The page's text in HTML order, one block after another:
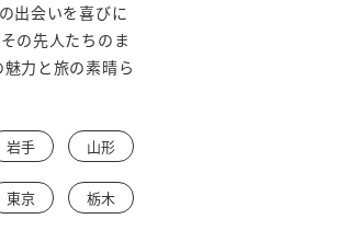
出会いを喜びに
の先人たちのま
力と旅の素晴ら
岩手 山形
東京 栃木